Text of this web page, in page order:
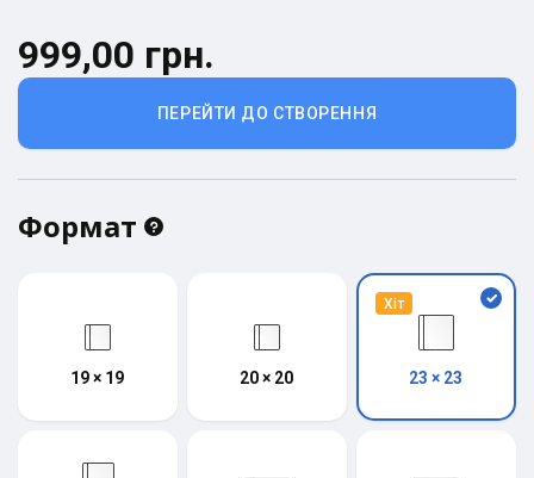
ПЕРЕЙТИ ДО СТВОРЕННЯ
999,00 грн.
Формат
19 × 19 20 × 20
Хіт
23 × 23